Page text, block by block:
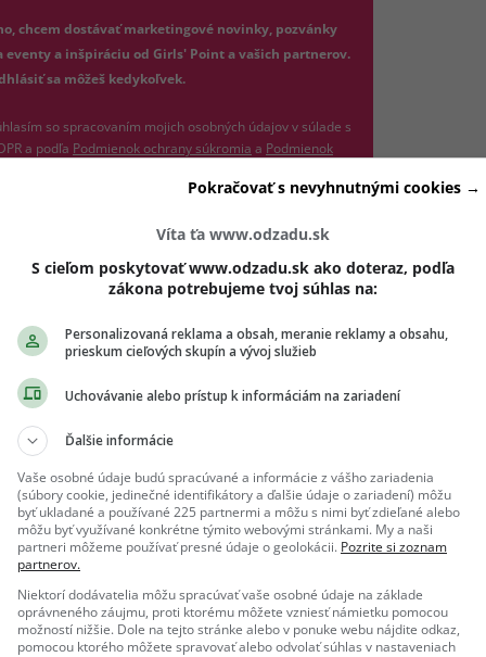
chcem dostávať marketingové novinky, pozvánky
eventy a inšpiráciu od Girls' Point a vašich partnerov.
sa môžeš kedykoľvek.
so spracovaním mojich osobných údajov v súlade s
a podľa Podmienok ochrany súkromia (otvorí sa v novom okne)
a Podmienok
Prihlásiť sa na odberVíta ťa www.odzadu.sk
S cieľom poskytovať www.odzadu.sk ako doteraz, podľa
zákona potrebujeme tvoj súhlas na:
Personalizovaná reklama a obsah, meranie reklamy a obsahu,
prieskum cieľových skupín a vývoj služieb
Uchovávanie alebo prístup k informáciám na zariadení
Ďalšie informácie
Vaše osobné údaje budú spracúvané a informácie z vášho zariadenia
(súbory cookie, jedinečné identifikátory a ďalšie údaje o zariadení) môžu
byť ukladané a používané 225 partnermi a môžu s nimi byť zdieľané alebo
môžu byť využívané konkrétne týmito webovými stránkami. My a naši
partneri môžeme používať presné údaje o geolokácii. Pozrite si zoznam
partnerov.
Niektorí dodávatelia môžu spracúvať vaše osobné údaje na základe
oprávneného záujmu, proti ktorému môžete vzniesť námietku pomocou
možností nižšie. Dole na tejto stránke alebo v ponuke webu nájdite odkaz,
pomocou ktorého môžete spravovať alebo odvolať súhlas v nastaveniach
Pokračovať s nevyhnutnými cookies →